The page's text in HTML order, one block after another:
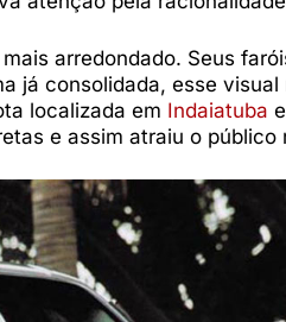
arredondado. Seus
já consolidada, esse visual
localizada em Indaiatuba
e assim atraiu o público